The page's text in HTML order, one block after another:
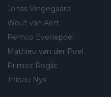
Jonas Vingegaard
Wout van Aert
Remco Evenepoel
Mathieu van der Poel
Primoz Roglic
Thibau Nys